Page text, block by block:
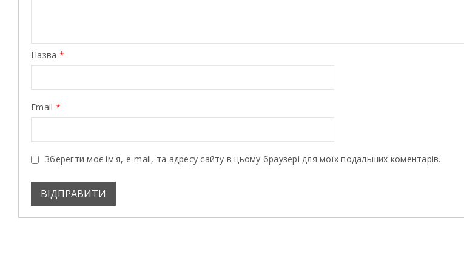
Назва *
Email *
Зберегти моє ім'я, e-mail, та адресу сайту в цьому браузері для моїх подальших коментарів.